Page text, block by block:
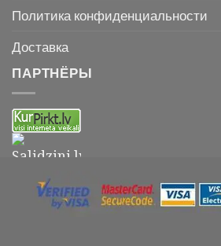
Политика конфиденциальности
Доставка
ПАРТНЁРЫ